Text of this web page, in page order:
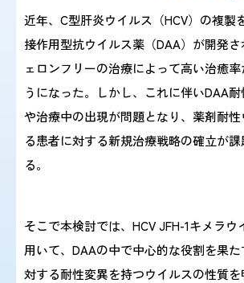
近年、C型肝炎ウイルス（HCV）の複製
接作用型抗ウイルス薬（DAA）が開発
ェロンフリーの治療によって高い治癒
うになった。しかし、これに伴いDAA
や治療中の出現が問題となり、薬剤耐
る患者に対する新規治療戦略の確立が
る。
そこで本検討では、HCV JFH-1キメラウ
用いて、DAAの中で中心的な役割を果た
対する耐性変異を持つウイルスの性質